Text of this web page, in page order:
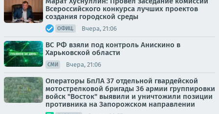
Всероссийского конкурса лучших проектов
создания городской среды
ОФИЦ. Вчера, 21:06
ВС РФ взяли под контроль Анискино в
Харьковской области
СМИ Вчера, 21:06
Операторы БпЛА 37 отдельной гвардейской
мотострелковой бригады 36 армии группировки
войск "Восток" выявили и уничтожили позиции
противника на Запорожском направлении